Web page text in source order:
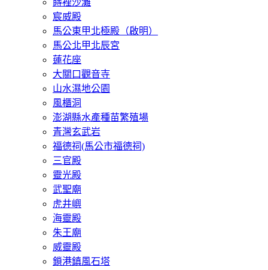
嵵裡沙灘
宸威殿
馬公東甲北極殿（啟明）
馬公北甲北辰宮
蓮花座
大關口觀音寺
山水濕地公園
風櫃洞
澎湖縣水產種苗繁殖場
青灣玄武岩
福德祠(馬公市福德祠)
三官殿
靈光殿
武聖廟
虎井嶼
海靈殿
朱王廟
威靈殿
鎖港鎮風石塔